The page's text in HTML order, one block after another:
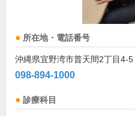
所在地・電話番号
沖縄県宜野湾市普天間2丁目4-5
098-894-1000
診療科目